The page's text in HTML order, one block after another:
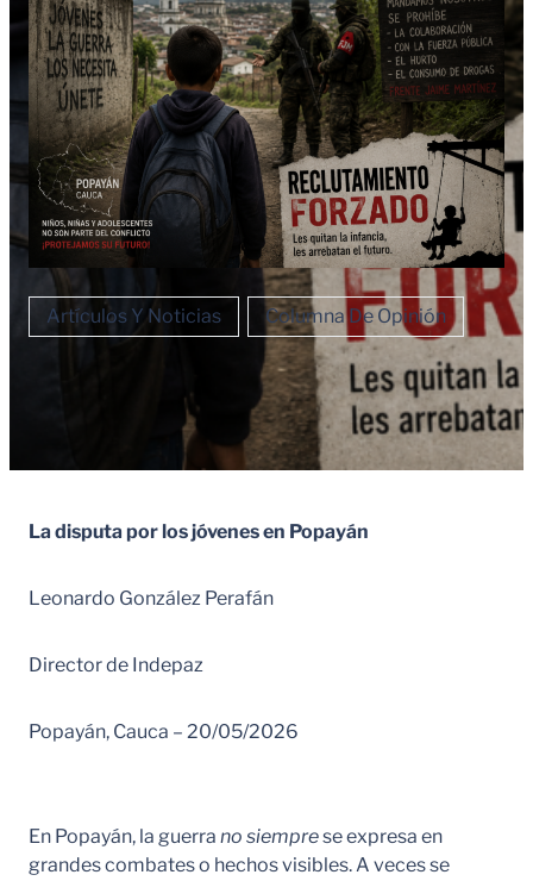
Artículos Y Noticias Columna De Opinión
La disputa por los jóvenes en Popayán
Leonardo González Perafán
Director de Indepaz
Popayán, Cauca – 20/05/2026
En Popayán, la guerra no siemprese expresa en
grandes combates o hechos visibles. A veces se